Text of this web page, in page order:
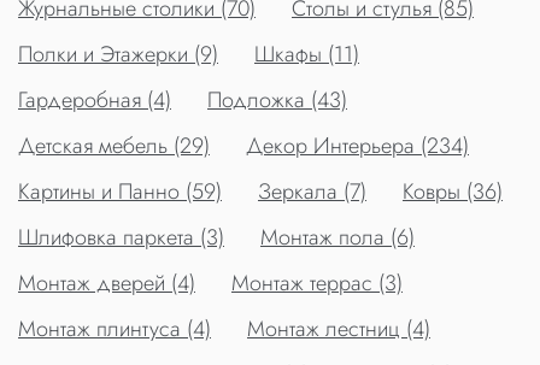
Журнальные столики (70)
Столы и стулья (85)
Полки и Этажерки (9)
Шкафы (11)
Гардеробная (4)
Подложка (43)
Детская мебель (29)
Декор Интерьера (234)
Картины и Панно (59)
Зеркала (7)
Ковры (36)
Шлифовка паркета (3)
Монтаж пола (6)
Монтаж дверей (4)
Монтаж террас (3)
Монтаж плинтуса (4)
Монтаж лестниц (4)